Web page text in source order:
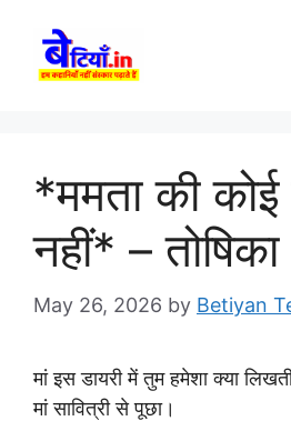
content
*ममता की
नहीं* – तोषिका
May 26, 2026 by Betiyan
मां इस डायरी में तुम हमेशा क्या
मां सावित्री से पूछा।